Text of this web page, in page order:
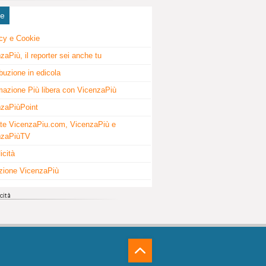
e Cookie
il reporter sei anche tu
in edicola
Più libera con VicenzaPiù
VicenzaPiu.com, VicenzaPiù e
VicenzaPiù